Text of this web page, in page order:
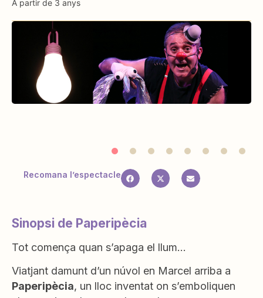
A partir de 3 anys
Recomana l’espectacle
Sinopsi de Paperipècia
Tot comença quan s’apaga el llum…
Viatjant damunt d’un núvol en Marcel arriba a
Paperipècia, un lloc inventat on s’emboliquen